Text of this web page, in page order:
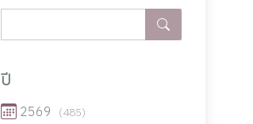
ปี
2569 (485)